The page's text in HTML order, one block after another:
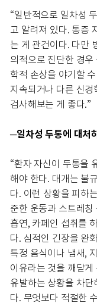
“일반적으로 일차성
고 알려져 있다. 통증
는 게 관건이다. 다만
의적으로 진단한 경
학적 손상을 야기할
지속되거나 다른 신
검사해보는 게 좋다.”
─일차성 두통에 대처
“환자 자신이 두통을
해야 한다. 대개는 불
다. 이런 상황을 피하
준한 운동과 스트레
흡연, 카페인 섭취를
다. 심적인 긴장을 완
특정 음식이나 냄새,
이유라는 것을 깨닫
유발하는 상황을 차
다. 무엇보다 적절한